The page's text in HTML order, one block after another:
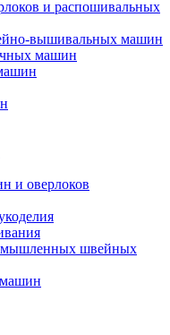
и распошивальных
вышивальных машин
машин
и оверлоков
швейных